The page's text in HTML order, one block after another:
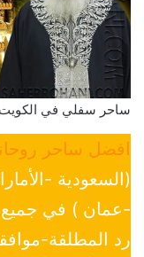
ساحر سفلي في الكويت
افضل ساحر
(السعودية -
-عمان ) في جميع
رد المطلقة-